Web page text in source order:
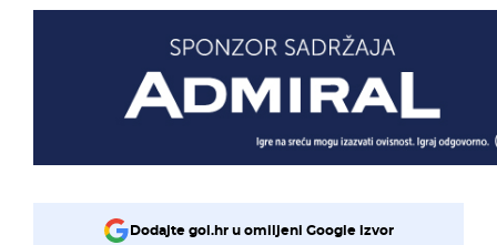
Dodajte gol.hr u omiljeni Google izvor